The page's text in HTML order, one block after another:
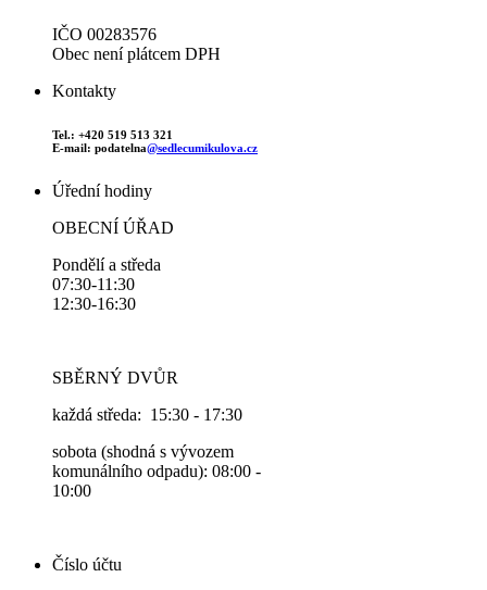
IČO 00283576
Obec není plátcem DPH
Kontakty
Tel.: +420 519 513 321
E-mail: podatelna@sedlecumikulova.cz
Úřední hodiny
OBECNÍ ÚŘAD
Pondělí a středa
07:30-11:30
12:30-16:30
SBĚRNÝ DVŮR
každá středa: 15:30 - 17:30
sobota (shodná s vývozem
komunálního odpadu): 08:00 -
10:00
Číslo účtu